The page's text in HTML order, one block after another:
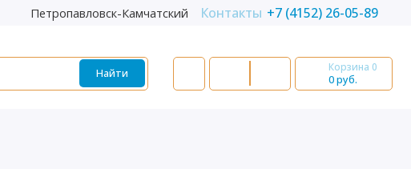
Петропавловск-Камчатский Контакты +7 (4152) 26-05-89
Найти Корзина 0
0 руб.